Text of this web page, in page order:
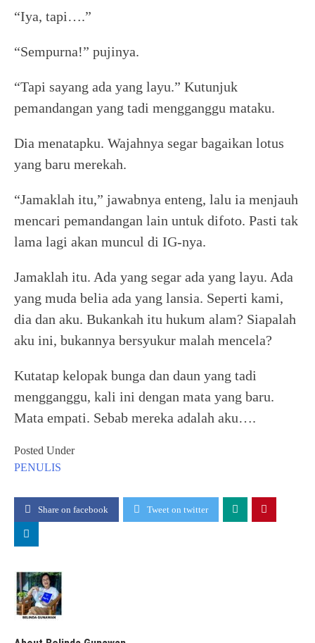
“Iya, tapi….”
“Sempurna!” pujinya.
“Tapi sayang ada yang layu.” Kutunjuk
pemandangan yang tadi mengganggu mataku.
Dia menatapku. Wajahnya segar bagaikan lotus
yang baru merekah.
“Jamaklah itu,” jawabnya enteng, lalu ia menjauh
mencari pemandangan lain untuk difoto. Pasti tak
lama lagi akan muncul di IG-nya.
Jamaklah itu. Ada yang segar ada yang layu. Ada
yang muda belia ada yang lansia. Seperti kami,
dia dan aku. Bukankah itu hukum alam? Siapalah
aku ini, bukannya bersyukur malah mencela?
Kutatap kelopak bunga dan daun yang tadi
mengganggu, kali ini dengan mata yang baru.
Mata empati. Sebab mereka adalah aku….
Posted Under
PENULIS
Share on facebook Tweet on twitter